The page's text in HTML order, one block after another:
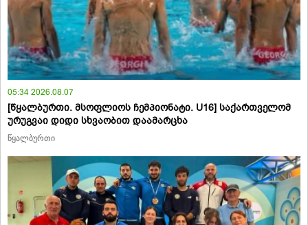
05:34 2026.08.07
[წყალბურთი. მსოფლიოს ჩემპიონატი. U16] საქართველომ
ურუგვაი დიდი სხვაობით დაამარცხა
წყალბურთი